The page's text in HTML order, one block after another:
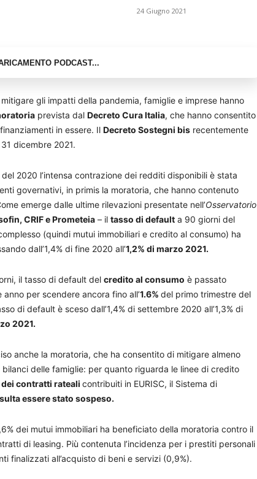
24 Giugno 2021
gli impatti della pandemia, famiglie e imprese hanno
prevista dal Decreto Cura Italia, che hanno consentito
in essere. Il Decreto Sostegni bis recentemente
dicembre 2021.
del 2020 l’intensa contrazione dei redditi disponibili è stata
governativi, in primis la moratoria, che hanno contenuto
emerge dalle ultime rilevazioni presentate nell’Osservatorio
CRIF e Prometeia – il tasso di default a 90 giorni del
(quindi mutui immobiliari e credito al consumo) ha
dall’1,4% di fine 2020 all’1,2% di marzo 2021.
il tasso di default del credito al consumo è passato
anno per scendere ancora fino all’1.6% del primo trimestre del
di default è sceso dall’1,4% di settembre 2020 all’1,3% di
2021.
anche la moratoria, che ha consentito di mitigare almeno
delle famiglie: per quanto riguarda le linee di credito
dei contratti rateali contribuiti in EURISC, il Sistema di
essere stato sospeso.
dei mutui immobiliari ha beneficiato della moratoria contro il
di leasing. Più contenuta l’incidenza per i prestiti personali
finalizzati all’acquisto di beni e servizi (0,9%).